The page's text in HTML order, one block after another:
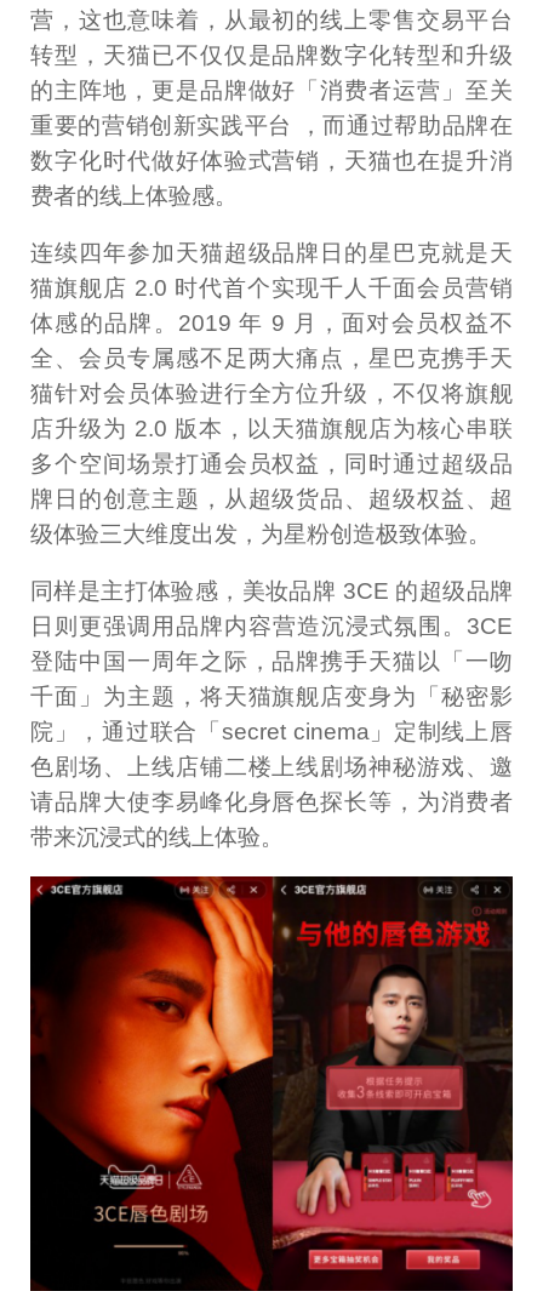
营，这也意味着，从最初的线上零售交易平台
转型，天猫已不仅仅是品牌数字化转型和升级
的主阵地，更是品牌做好「消费者运营」至关
重要的营销创新实践平台 ，而通过帮助品牌在
数字化时代做好体验式营销，天猫也在提升消
费者的线上体验感。
连续四年参加天猫超级品牌日的星巴克就是天
猫旗舰店 2.0 时代首个实现千人千面会员营销
体感的品牌。2019 年 9 月，面对会员权益不
全、会员专属感不足两大痛点，星巴克携手天
猫针对会员体验进行全方位升级，不仅将旗舰
店升级为 2.0 版本，以天猫旗舰店为核心串联
多个空间场景打通会员权益，同时通过超级品
牌日的创意主题，从超级货品、超级权益、超
级体验三大维度出发，为星粉创造极致体验。
同样是主打体验感，美妆品牌 3CE 的超级品牌
日则更强调用品牌内容营造沉浸式氛围。3CE
登陆中国一周年之际，品牌携手天猫以「一吻
千面」为主题，将天猫旗舰店变身为「秘密影
院」，通过联合「secret cinema」定制线上唇
色剧场、上线店铺二楼上线剧场神秘游戏、邀
请品牌大使李易峰化身唇色探长等，为消费者
带来沉浸式的线上体验。